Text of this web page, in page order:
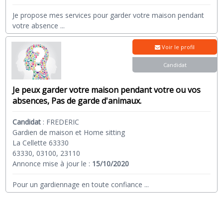
Je propose mes services pour garder votre maison pendant
votre absence ...
Je peux garder votre maison pendant votre ou vos
absences, Pas de garde d'animaux.
Candidat : FREDERIC
Gardien de maison et Home sitting
La Cellette 63330
63330, 03100, 23110
Annonce mise à jour le : 15/10/2020
Pour un gardiennage en toute confiance ...
Voir le profil
Candidat